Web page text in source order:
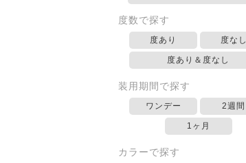
度数で探す
度あり 度なし
度あり＆度なし
装用期間で探す
ワンデー 2週間
1ヶ月
カラーで探す